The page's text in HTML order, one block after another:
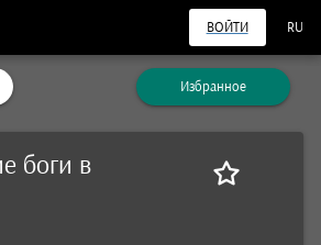
ВОЙТИ RU
Избранное
боги в